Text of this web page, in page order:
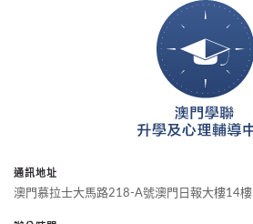
通訊地址
澳門慕拉士大馬路218-A號澳門日報大樓14樓